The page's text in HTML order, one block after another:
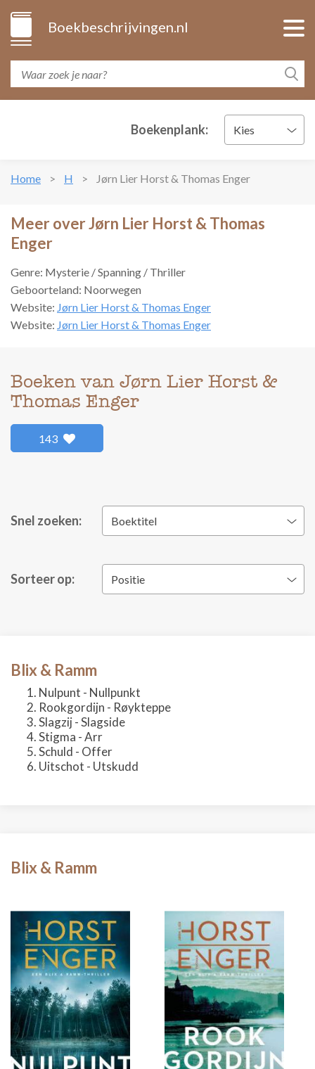
Boekbeschrijvingen.nl
Boekenplank: Kies
Home H Jørn Lier Horst & Thomas Enger
Meer over Jørn Lier Horst & Thomas
Enger
Genre: Mysterie / Spanning / Thriller
Geboorteland: Noorwegen
Website: Jørn Lier Horst & Thomas Enger
Website: Jørn Lier Horst & Thomas Enger
Boeken van Jørn Lier Horst &
Thomas Enger
143
Snel zoeken: Boektitel
Sorteer op: Positie
Blix & Ramm
Nulpunt - Nullpunkt
Rookgordijn - Røykteppe
Slagzij - Slagside
Stigma - Arr
Schuld - Offer
Uitschot - Utskudd
Blix & Ramm